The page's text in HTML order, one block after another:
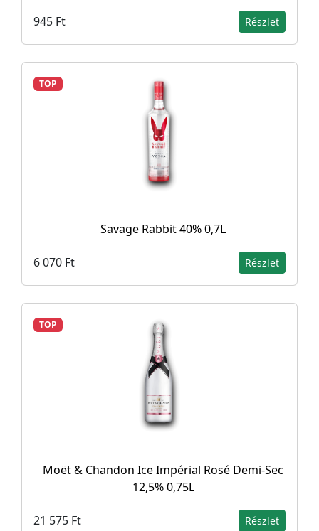
945 Ft Részlet
TOP
Savage Rabbit 40% 0,7L
6 070 Ft Részlet
TOP
Moët & Chandon Ice Impérial Rosé Demi-Sec
12,5% 0,75L
21 575 Ft Részlet